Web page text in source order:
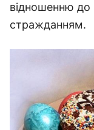
відношенню до
стражданням.